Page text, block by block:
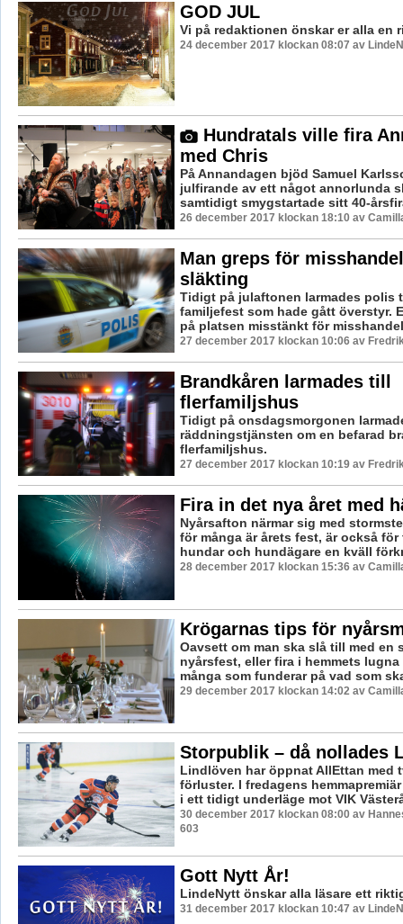
GOD JUL
Vi på redaktionen önskar er alla en
24 december 2017 klockan 08:07 av
Hundratals ville fira
med Chris
På Annandagen bjöd Samuel
julfirande av ett något annorlunda
samtidigt smygstartade sitt 40-
26 december 2017 klockan 18:10 av
Man greps för
släkting
Tidigt på julaftonen larmades polis
familjefest som hade gått överstyr.
på platsen misstänkt för
27 december 2017 klockan 10:06 av
Brandkåren larmades till
flerfamiljshus
Tidigt på onsdagsmorgonen
räddningstjänsten om en befarad
flerfamiljshus.
27 december 2017 klockan 10:19 av
Fira in det nya året med
Nyårsafton närmar sig med
för många är årets fest, är också
hundar och hundägare en kväll
28 december 2017 klockan 15:36 av
Krögarnas tips för
Oavsett om man ska slå till med en
nyårsfest, eller fira i hemmets lugna
många som funderar på vad som
29 december 2017 klockan 14:02 av
Storpublik – då nollades
Lindlöven har öppnat AllEttan med
förluster. I fredagens
i ett tidigt underläge mot VIK
30 december 2017 klockan 08:00 av
603
Gott Nytt År!
LindeNytt önskar alla läsare ett
31 december 2017 klockan 10:47 av